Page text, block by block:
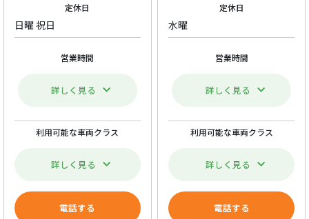
定休日
日曜 祝日
営業時間
詳しく見る
利用可能な車両クラス
詳しく見る
電話する
定休日
水曜
営業時間
詳しく見る
利用可能な車両クラス
詳しく見る
電話する